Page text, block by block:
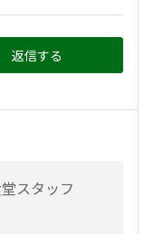
返信する
スタッフ